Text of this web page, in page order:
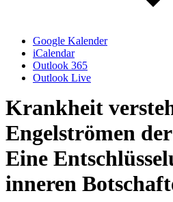
Google Kalender
iCalendar
Outlook 365
Outlook Live
Krankheit
Engelströmen
Eine
inneren